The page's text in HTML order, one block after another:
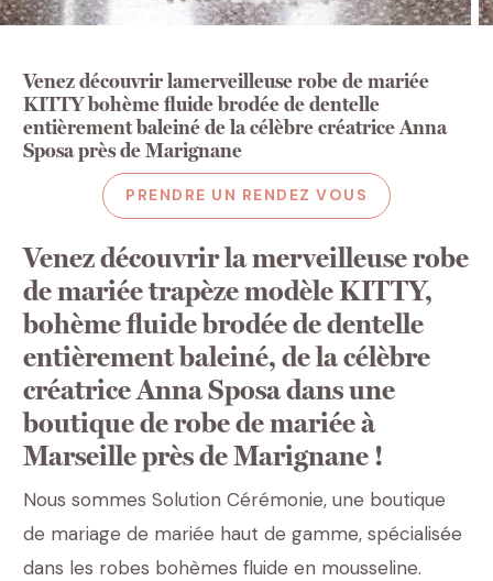
Venez découvrir lamerveilleuse robe de mariée
KITTY bohème fluide brodée de dentelle
entièrement baleiné de la célèbre créatrice Anna
Sposa près de Marignane
PRENDRE UN RENDEZ VOUS
Venez découvrir la merveilleuse robe
de mariée trapèze modèle KITTY,
bohème fluide brodée de dentelle
entièrement baleiné, de la célèbre
créatrice Anna Sposa dans une
boutique de robe de mariée à
Marseille près de Marignane !
Nous sommes Solution Cérémonie, une boutique
de mariage de mariée haut de gamme, spécialisée
dans les robes bohèmes fluide en mousseline.